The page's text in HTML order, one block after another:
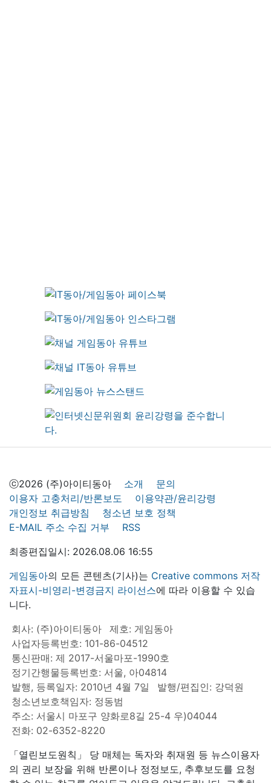
ⓒ2026 (주)아이티동아 소개
문의
이용자 고충처리/반론보도
이용약관/윤리강령
개인정보 취급방침
청소년 보호 정책
E-MAIL 주소 수집 거부
RSS
최종편집일시: 2026.08.06 16:55
게임동아의 모든 콘텐츠(기사)는 Creative commons 저작
자표시-비영리-변경금지 라이선스에 따라 이용할 수 있습
니다.
회사: (주)아이티동아
제호: 게임동아
사업자등록번호: 101-86-04512
통신판매: 제 2017-서울마포-1990호
정기간행물등록번호: 서울, 아04814
발행, 등록일자: 2010년 4월 7일
발행/편집인: 강덕원
청소년보호책임자: 정동범
주소: 서울시 마포구 양화로8길 25-4 우)04044
전화: 02-6352-8220
「열린보도원칙」 당 매체는 독자와 취재원 등 뉴스이용자
의 권리 보장을 위해 반론이나 정정보도, 추후보도를 요청